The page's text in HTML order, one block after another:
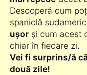
Descoperă cum
spaniolă
ușor și cum acest
chiar în fiecare zi.
Vei fi surprins/ă
două zile!